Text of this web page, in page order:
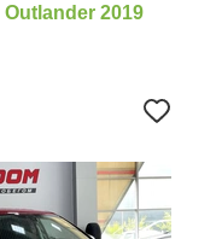
2019